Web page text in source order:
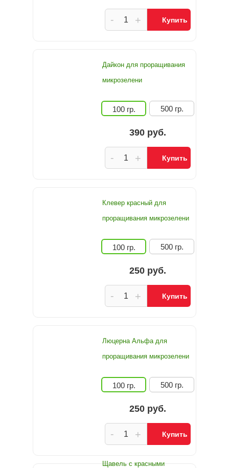
+
- Купить
Дайкон для проращивания
микрозелени
100 гр. 500 гр.
390 руб.
+
- Купить
Клевер красный для
проращивания микрозелени
100 гр. 500 гр.
250 руб.
+
- Купить
Люцерна Альфа для
проращивания микрозелени
100 гр. 500 гр.
250 руб.
+
- Купить
Щавель с красными